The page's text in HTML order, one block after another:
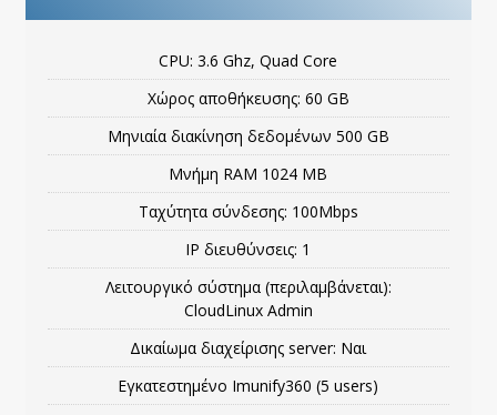
CPU: 3.6 Ghz, Quad Core
Χώρος αποθήκευσης: 60 GB
Μηνιαία διακίνηση δεδομένων 500 GB
Μνήμη RΑΜ 1024 MB
Ταχύτητα σύνδεσης: 100Mbps
IP διευθύνσεις: 1
Λειτουργικό σύστημα (περιλαμβάνεται):
CloudLinux Admin
Δικαίωμα διαχείρισης server: Ναι
Εγκατεστημένο Imunify360 (5 users)